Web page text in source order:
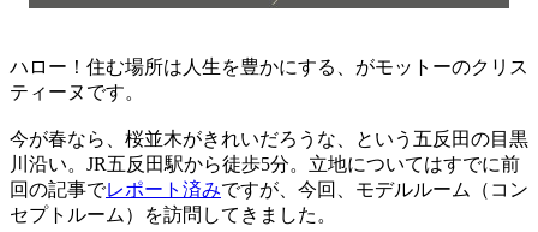
ハロー！住む場所は人生を豊かにする、がモットーのクリス
ティーヌです。
今が春なら、桜並木がきれいだろうな、という五反田の目黒
川沿い。JR五反田駅から徒歩5分。立地についてはすでに前
回の記事でレポート済みですが、今回、モデルルーム（コン
セプトルーム）を訪問してきました。